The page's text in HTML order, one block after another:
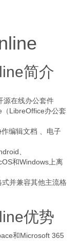
简介
源在线办公套件
LibreOffice办公套
编辑文档 、电子
、
和Windows上离
并兼容其他主流格
优势
和Microsoft 365